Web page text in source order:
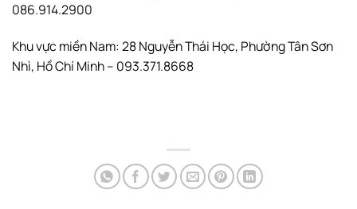
086.914.2900
Khu vực miền Nam: 28 Nguyễn Thái Học, Phường Tân Sơn
Nhì, Hồ Chí Minh – 093.371.8668